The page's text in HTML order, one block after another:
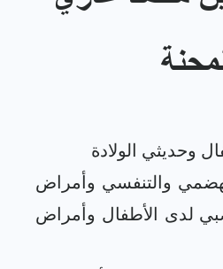
والتنفسي وأمراض
لدى الأطفال وأمراض